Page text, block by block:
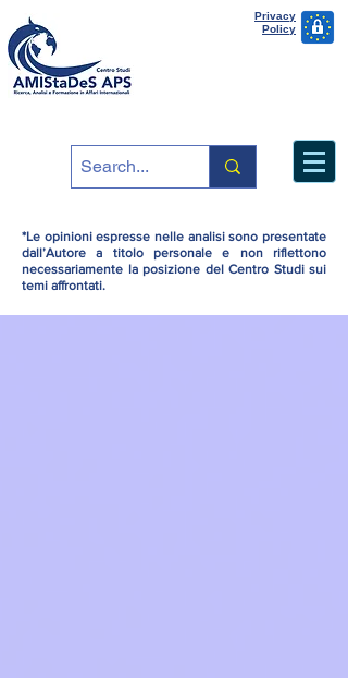
Privacy
Policy
*Le opinioni espresse nelle analisi sono presentate
dall’Autore a titolo personale e non riflettono
necessariamente la posizione del Centro Studi sui
temi affrontati.